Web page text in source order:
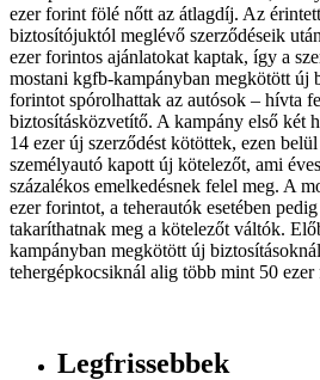
ezer forint fölé nőtt az átlagdíj. Az
biztosítójuktól meglévő szerződéseik
ezer forintos ajánlatokat kaptak, így a
mostani kgfb-kampányban megkötött új
forintot spórolhattak az autósok – hívta
biztosításközvetítő. A kampány első két
14 ezer új szerződést kötöttek, ezen
személyautó kapott új kötelezőt, ami
százalékos emelkedésnek felel meg. A
ezer forintot, a teherautók esetében
takaríthatnak meg a kötelezőt váltók.
kampányban megkötött új
tehergépkocsiknál alig több mint 50
Legfrissebbek